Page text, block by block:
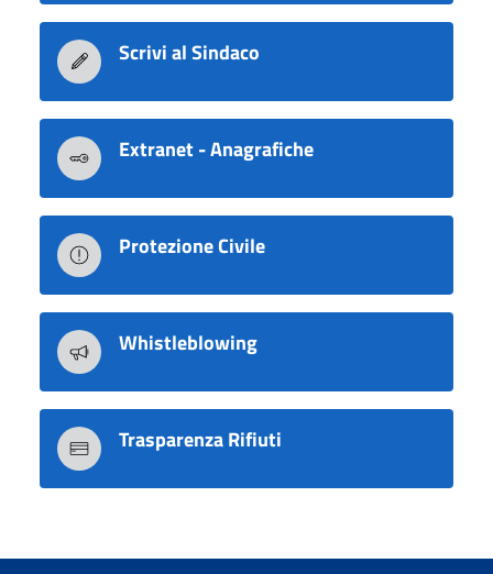
Scrivi al Sindaco
Extranet - Anagrafiche
Protezione Civile
Whistleblowing
Trasparenza Rifiuti